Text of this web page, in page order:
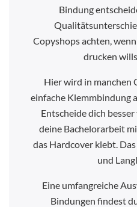
Bindung
Copyshops achten,
drucken
Hier wird in manchen
einfache Klemmbindung
Entscheide dich
deine Bachelorarbeit
das Hardcover klebt.
und
Eine umfangreiche
Bindungen findest